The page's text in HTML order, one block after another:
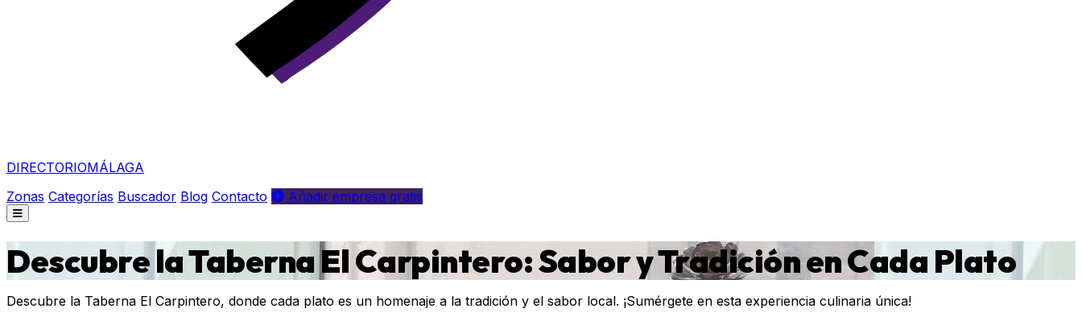
DIRECTORIOMÁLAGA
Zonas Categorías Buscador Blog Contacto Añadir empresa gratis
Descubre la Taberna El Carpintero: Sabor y Tradición en Cada Plato
Descubre la Taberna El Carpintero, donde cada plato es un homenaje a la tradición y el sabor local. ¡Sumérgete en esta experiencia culinaria única!